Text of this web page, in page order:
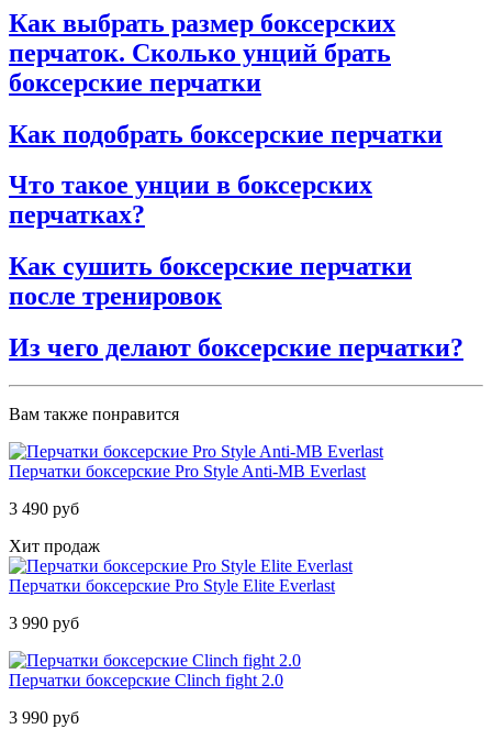
Как выбрать размер боксерских
перчаток. Сколько унций брать
боксерские перчатки
Как подобрать боксерские перчатки
Что такое унции в боксерских
перчатках?
Как сушить боксерские перчатки
после тренировок
Из чего делают боксерские перчатки?
Вам также понравится
Перчатки боксерские Pro Style Anti-MB Everlast
3 490 руб
Хит продаж
Перчатки боксерские Pro Style Elite Everlast
3 990 руб
Перчатки боксерские Clinch fight 2.0
3 990 руб